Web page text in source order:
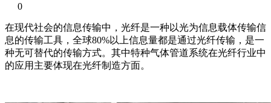
0
在现代社会的信息传输中，光纤是一种以光为信息载体传输信
息的传输工具，全球80%以上信息量都是通过光纤传输，是一
种无可替代的传输方式。其中特种气体管道系统在光纤行业中
的应用主要体现在光纤制造方面。